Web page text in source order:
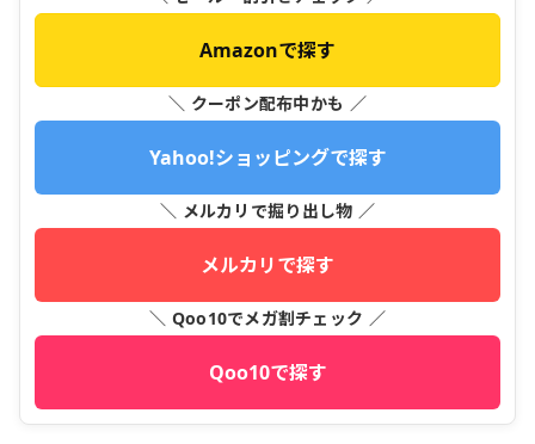
Amazonで探す
＼ クーポン配布中かも ／
Yahoo!ショッピングで探す
＼ メルカリで掘り出し物 ／
メルカリで探す
＼ Qoo10でメガ割チェック ／
Qoo10で探す